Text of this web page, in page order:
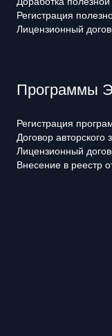
Регистрация
Лицензионный
Программы
Регистрация
Договор
Лицензионный
Внесение в реестр